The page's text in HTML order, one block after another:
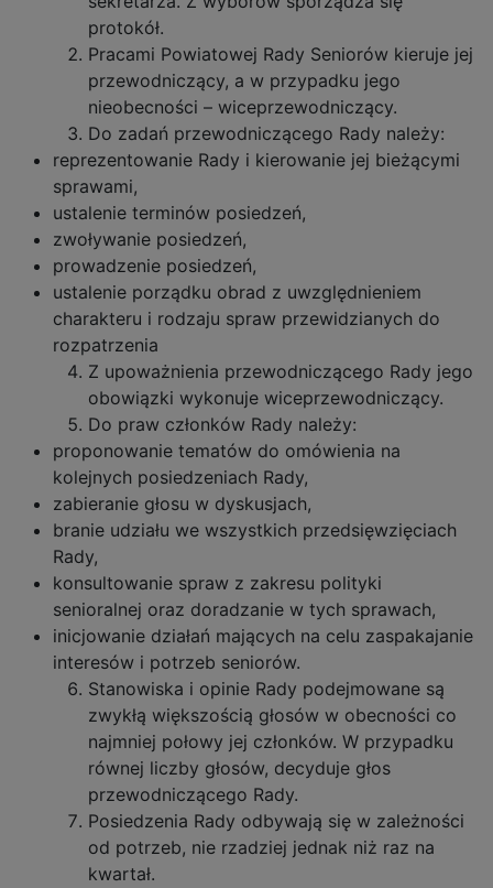
protokół.
Pracami Powiatowej Rady Seniorów kieruje jej
przewodniczący, a w przypadku jego
nieobecności – wiceprzewodniczący.
Do zadań przewodniczącego Rady należy:
reprezentowanie Rady i kierowanie jej bieżącymi
sprawami,
ustalenie terminów posiedzeń,
zwoływanie posiedzeń,
prowadzenie posiedzeń,
ustalenie porządku obrad z uwzględnieniem
charakteru i rodzaju spraw przewidzianych do
rozpatrzenia
Z upoważnienia przewodniczącego Rady jego
obowiązki wykonuje wiceprzewodniczący.
Do praw członków Rady należy:
proponowanie tematów do omówienia na
kolejnych posiedzeniach Rady,
zabieranie głosu w dyskusjach,
branie udziału we wszystkich przedsięwzięciach
Rady,
konsultowanie spraw z zakresu polityki
senioralnej oraz doradzanie w tych sprawach,
inicjowanie działań mających na celu zaspakajanie
interesów i potrzeb seniorów.
Stanowiska i opinie Rady podejmowane są
zwykłą większością głosów w obecności co
najmniej połowy jej członków. W przypadku
równej liczby głosów, decyduje głos
przewodniczącego Rady.
Posiedzenia Rady odbywają się w zależności
od potrzeb, nie rzadziej jednak niż raz na
kwartał.